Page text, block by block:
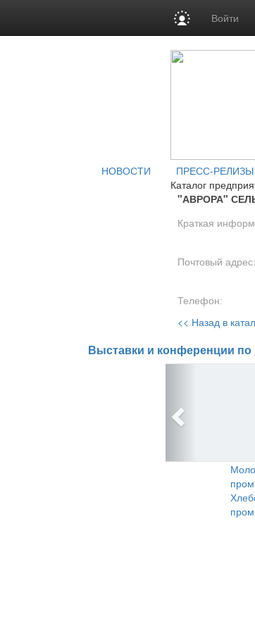
Войти
НОВОСТИ ПРЕСС-РЕЛИЗЫ
Каталог
"АВРОРА"
Краткая
Почтовый адрес:
Телефон:
<< Назад в
Выставки и конференции по